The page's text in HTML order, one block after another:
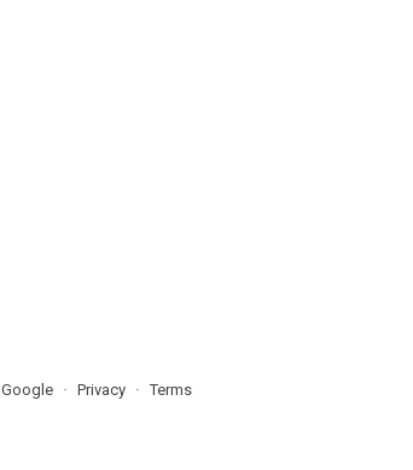
Google Privacy Terms